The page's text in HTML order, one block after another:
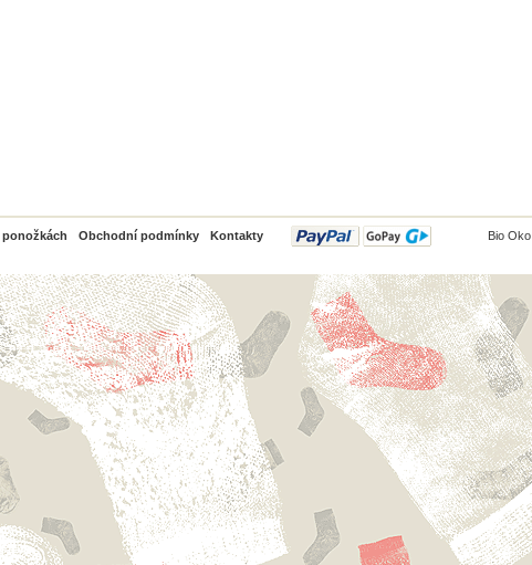
ponožkách Obchodní podmínky Kontakty
PayPal Bio Oko